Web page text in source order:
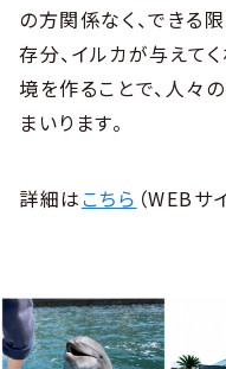
の方関係なく、できる
存分、イルカが与えて
境を作ることで、人々
まいります。
詳細はこちら （WEBサ